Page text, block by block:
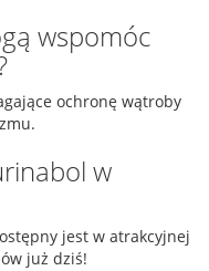
wspomóc
ochronę wątroby
w
jest w atrakcyjnej
już dziś!